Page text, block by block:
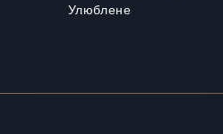
Улюблене